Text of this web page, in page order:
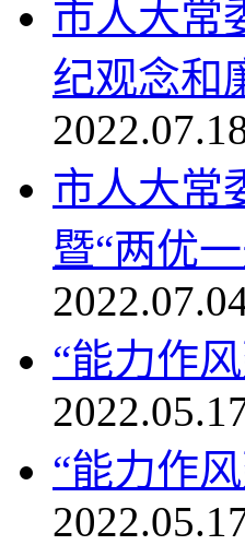
市人大常
纪观念和
市人大常
暨“两优
“能力作
“能力作